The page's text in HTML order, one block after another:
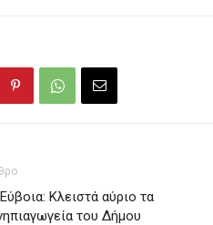
Κλειστά αύριο τα
του Δήμου